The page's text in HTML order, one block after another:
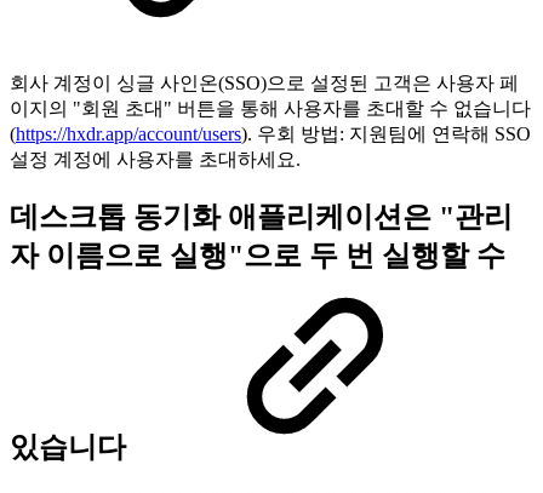
회사 계정이 싱글 사인온(SSO)으로 설정된 고객은 사용자 페
이지의 "회원 초대" 버튼을 통해 사용자를 초대할 수 없습니다
(https://hxdr.app/account/users). 우회 방법: 지원팀에 연락해 SSO
설정 계정에 사용자를 초대하세요.
데스크톱 동기화 애플리케이션은 "관리
자 이름으로 실행"으로 두 번 실행할 수
있습니다